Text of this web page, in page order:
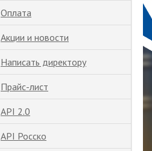
Оплата
Акции и новости
Написать директору
Прайс-лист
API 2.0
API Росско